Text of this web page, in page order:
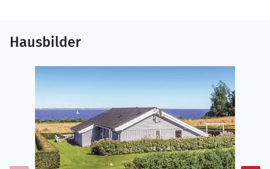
erleben. Das ganze Jahr eine gute Wahl für den
Familienurlaub!
Hausbilder